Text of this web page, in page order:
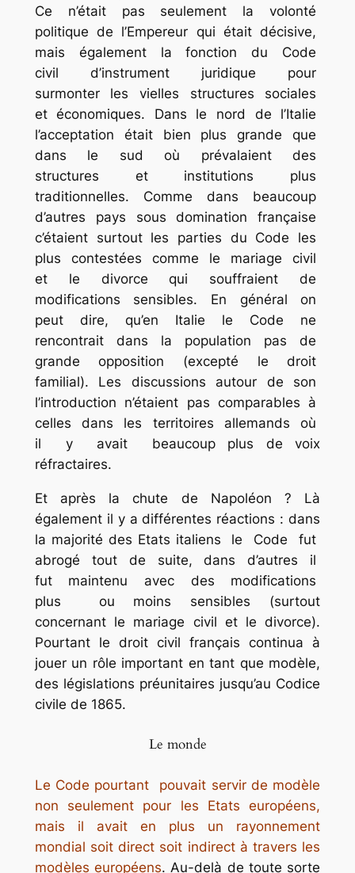
Ce n’était pas seulement la volonté
politique de l’Empereur qui était décisive,
mais également la fonction du Code
civil d’instrument juridique pour
surmonter les vielles structures sociales
et économiques. Dans le nord de l’Italie
l’acceptation était bien plus grande que
dans le sud où prévalaient des
structures et institutions plus
traditionnelles. Comme dans beaucoup
d’autres pays sous domination française
c’étaient surtout les parties du Code les
plus contestées comme le mariage civil
et le divorce qui souffraient de
modifications sensibles. En général on
peut dire, qu’en Italie le Code ne
rencontrait dans la population pas de
grande opposition (excepté le droit
familial). Les discussions autour de son
l’introduction n’étaient pas comparables à
celles dans les territoires allemands où
il y avait beaucoup plus de voix
réfractaires.
Et après la chute de Napoléon ? Là
également il y a différentes réactions : dans
la majorité des Etats italiens le Code fut
abrogé tout de suite, dans d’autres il
fut maintenu avec des modifications
plus ou moins sensibles (surtout
concernant le mariage civil et le divorce).
Pourtant le droit civil français continua à
jouer un rôle important en tant que modèle,
des législations préunitaires jusqu’au Codice
civile de 1865.
Le monde
Le Code pourtant pouvait servir de modèle
non seulement pour les Etats européens,
mais il avait en plus un rayonnement
mondial soit direct soit indirect à travers les
modèles européens. Au-delà de toute sorte